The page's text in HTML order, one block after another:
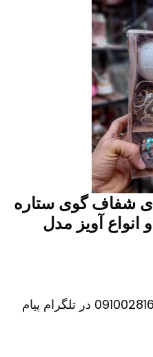
شفاف گوی ستاره
آویز مدل
به شماره 09100281611 در تلگرام پیام